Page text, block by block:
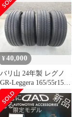
リモコン付き
¥40,000
バリ山 24年製 レグノ
GR-Leggera 165/55r15 4
本